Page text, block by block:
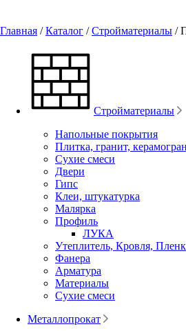
Главная /Каталог /Стройматериалы /
Стройматериалы
Напольные покрытия
Плитка, гранит,
Сухие смеси
Двери
Гипс
Клеи, штукатурка
Малярка
Профиль
ЛУКА
Утеплитель, Кровля,
Фанера
Арматура
Материалы
Сухие смеси
Металлопрокат